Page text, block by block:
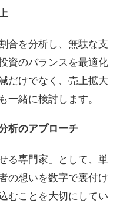
合を分析し、無駄な支
資のバランスを最適化
だけでなく、売上拡大
緒に検討します。
析のアプローチ
る専門家」として、単
の想いを数字で裏付け
むことを大切にしてい